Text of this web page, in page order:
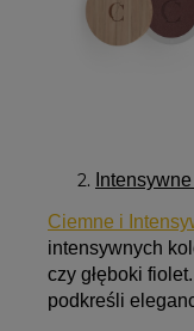
Ciemne i
intensywnych
czy głęboki
podkreśli